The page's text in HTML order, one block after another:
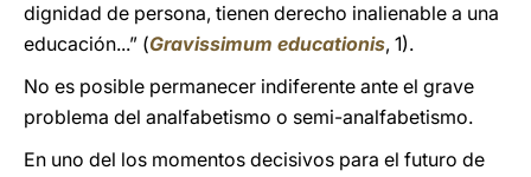
dignidad de persona, tienen derecho inalienable a una
educación...” (Gravissimum educationis, 1).
No es posible permanecer indiferente ante el grave
problema del analfabetismo o semi-analfabetismo.
En uno del los momentos decisivos para el futuro de